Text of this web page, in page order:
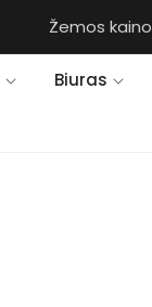
Žemos
Biuras